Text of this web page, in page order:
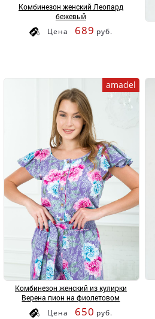
Комбинезон женский Леопард
бежевый
Цена 689 руб.
amadel
Комбинезон женский из кулирки
Верена пион на фиолетовом
Цена 650 руб.